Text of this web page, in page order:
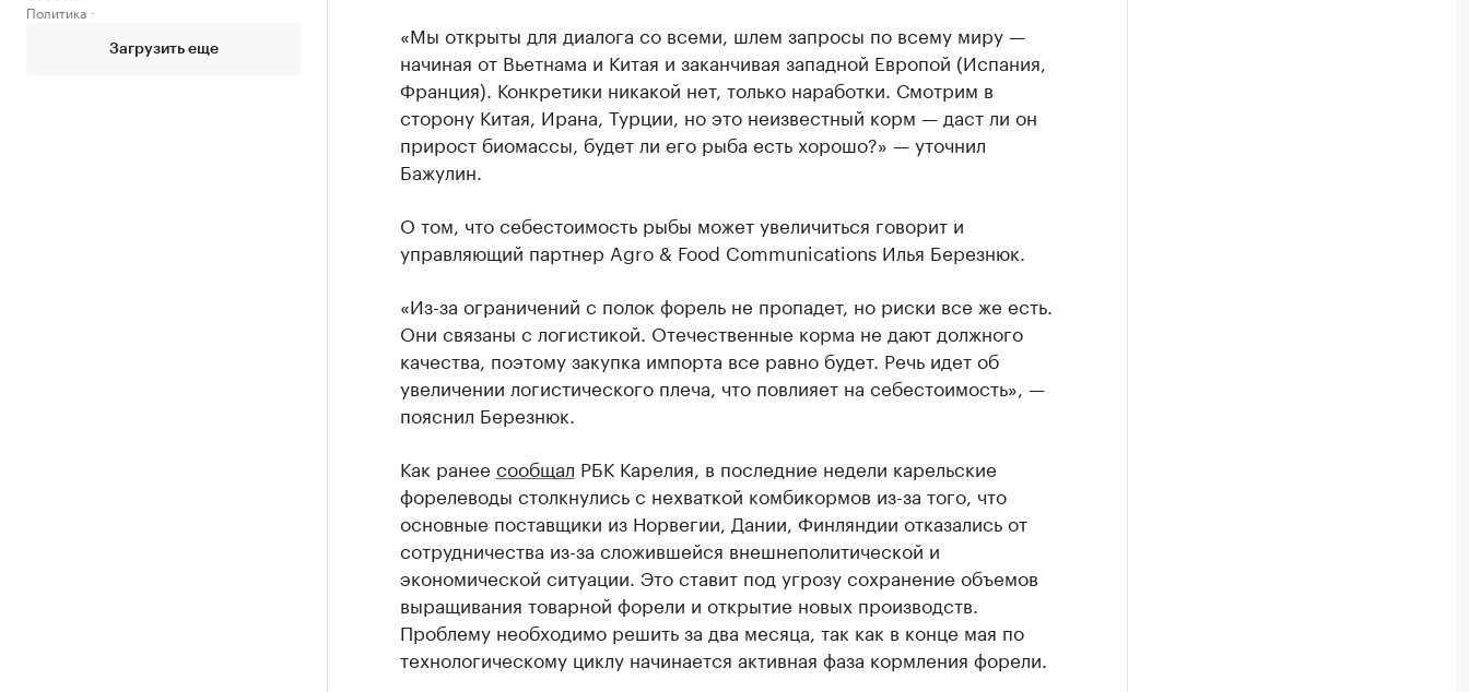
Политика
Загрузить еще
«Мы открыты для диалога со всеми, шлем запросы по всему миру —
начиная от Вьетнама и Китая и заканчивая западной Европой (Испания,
Франция). Конкретики никакой нет, только наработки. Смотрим в
сторону Китая, Ирана, Турции, но это неизвестный корм — даст ли он
прирост биомассы, будет ли его рыба есть хорошо?» — уточнил
Бажулин.
О том, что себестоимость рыбы может увеличиться говорит и
управляющий партнер Agro & Food Communications Илья Березнюк.
«Из-за ограничений с полок форель не пропадет, но риски все же есть.
Они связаны с логистикой. Отечественные корма не дают должного
качества, поэтому закупка импорта все равно будет. Речь идет об
увеличении логистического плеча, что повлияет на себестоимость», —
пояснил Березнюк.
Как ранее сообщал РБК Карелия, в последние недели карельские
форелеводы столкнулись с нехваткой комбикормов из-за того, что
основные поставщики из Норвегии, Дании, Финляндии отказались от
сотрудничества из-за сложившейся внешнеполитической и
экономической ситуации. Это ставит под угрозу сохранение объемов
выращивания товарной форели и открытие новых производств.
Проблему необходимо решить за два месяца, так как в конце мая по
технологическому циклу начинается активная фаза кормления форели.